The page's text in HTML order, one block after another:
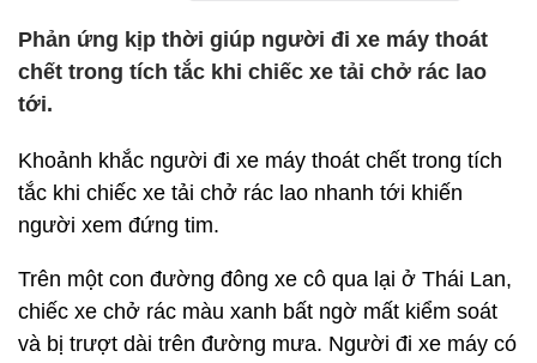
Phản ứng kịp thời giúp người đi xe máy thoát
chết trong tích tắc khi chiếc xe tải chở rác lao
tới.
Khoảnh khắc người đi xe máy thoát chết trong tích
tắc khi chiếc xe tải chở rác lao nhanh tới khiến
người xem đứng tim.
Trên một con đường đông xe cô qua lại ở Thái Lan,
chiếc xe chở rác màu xanh bất ngờ mất kiểm soát
và bị trượt dài trên đường mưa. Người đi xe máy có